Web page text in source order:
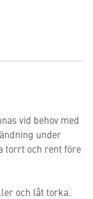
vid behov med
under
torrt och rent före
och låt torka.